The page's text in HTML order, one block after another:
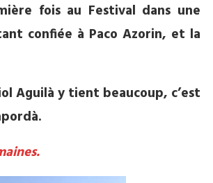
fois au Festival dans une
confiée à Paco Azorin, et la
Aguilà y tient beaucoup, c’est